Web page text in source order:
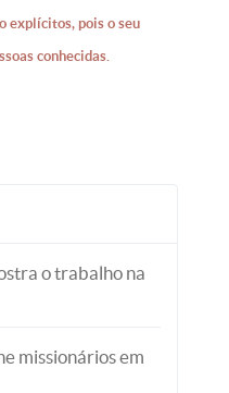
explícitos, pois o seu
conhecidas.
o trabalho na
missionários em